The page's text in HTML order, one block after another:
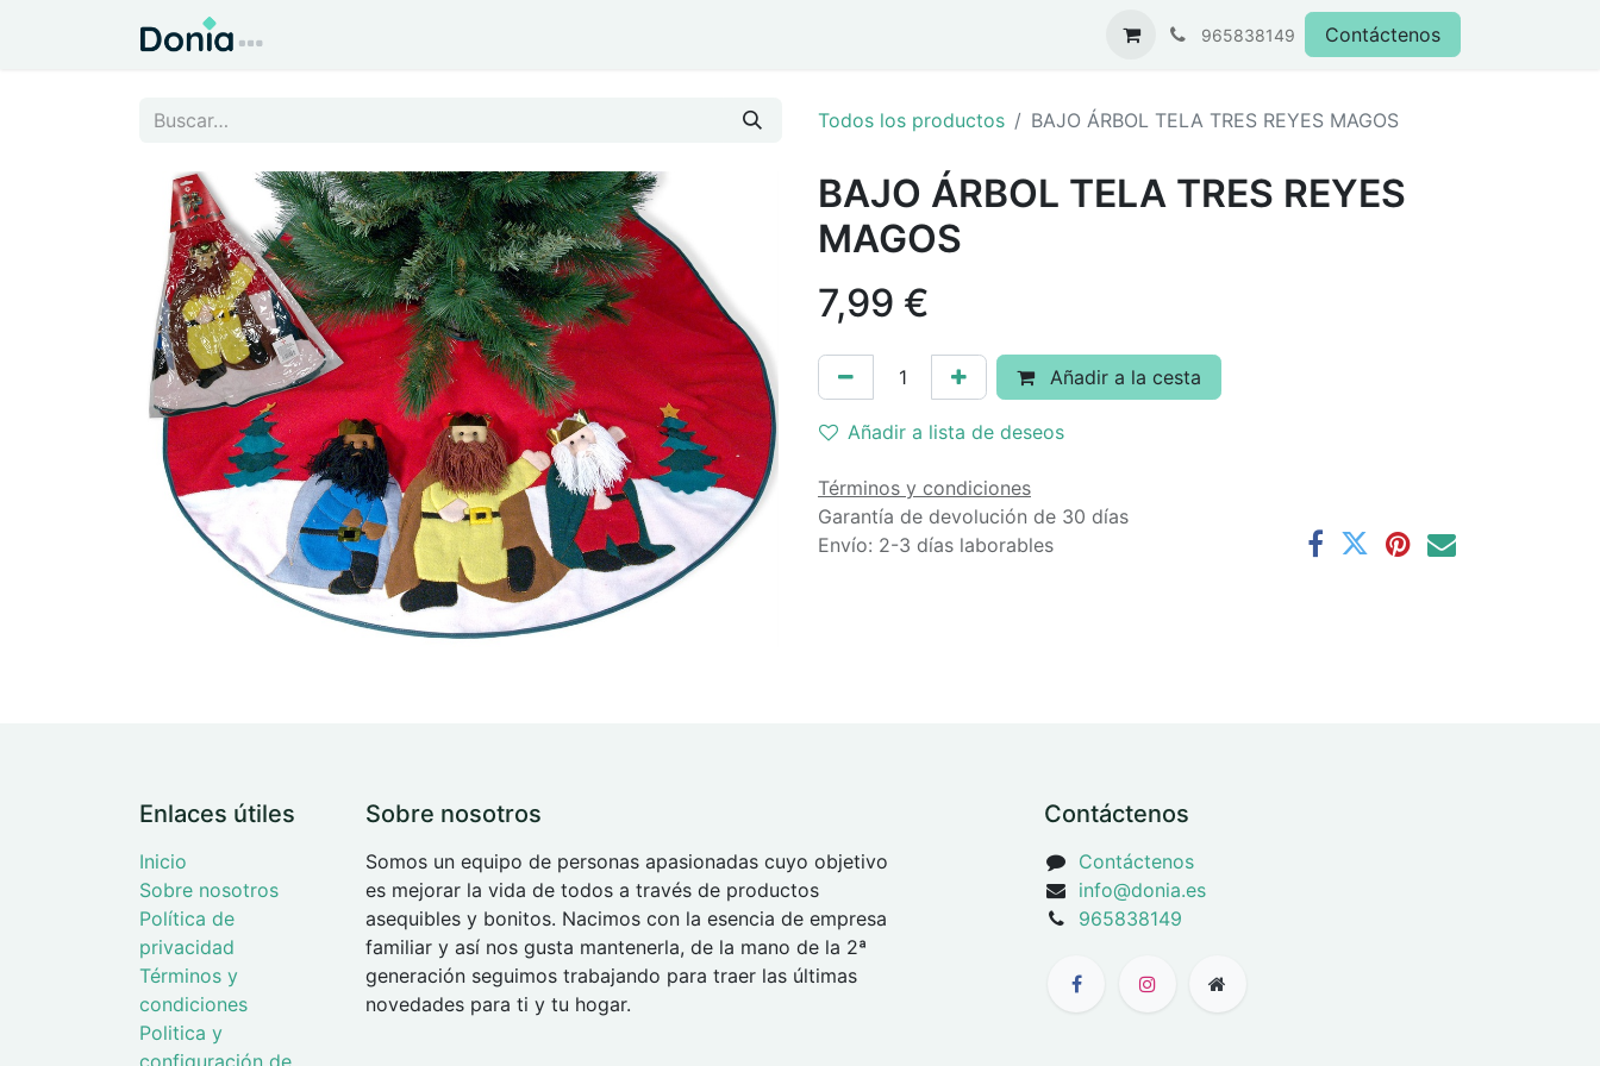
965838149 Contáctenos
Todos los productos BAJO ÁRBOL TELA TRES REYES MAGOS
BAJO ÁRBOL TELA TRES REYES
MAGOS
7,99 €
Añadir a la cesta
Añadir a lista de deseos
Términos y condiciones
Garantía de devolución de 30 días
Envío: 2-3 días laborables
Enlaces útiles
Inicio
Sobre nosotros
Política de
privacidad
Términos y
condiciones
Politica y
configuración de
Sobre nosotros
Somos un equipo de personas apasionadas cuyo objetivo
es mejorar la vida de todos a través de productos
asequibles y bonitos. Nacimos con la esencia de empresa
familiar y así nos gusta mantenerla, de la mano de la 2ª
generación seguimos trabajando para traer las últimas
novedades para ti y tu hogar.
Contáctenos
Contáctenos
info@donia.es
965838149